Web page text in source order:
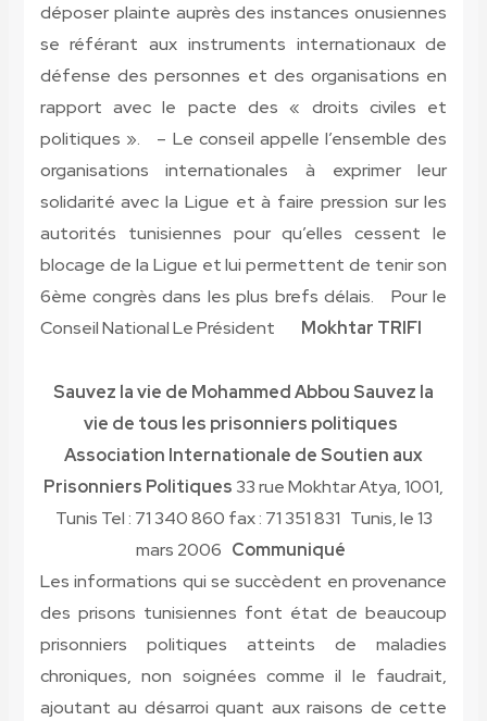
déposer plainte auprès des instances onusiennes
se référant aux instruments internationaux de
défense des personnes et des organisations en
rapport avec le pacte des « droits civiles et
politiques ». – Le conseil appelle l’ensemble des
organisations internationales à exprimer leur
solidarité avec la Ligue et à faire pression sur les
autorités tunisiennes pour qu’elles cessent le
blocage de la Ligue et lui permettent de tenir son
6ème congrès dans les plus brefs délais. Pour le
Conseil National Le Président
Mokhtar TRIFI
Sauvez la vie de Mohammed Abbou Sauvez la
vie de tous les prisonniers politiques
Association Internationale de Soutien aux
Prisonniers Politiques 33 rue Mokhtar Atya, 1001,
Tunis Tel : 71 340 860 fax : 71 351 831 Tunis, le 13
mars 2006 Communiqué
Les informations qui se succèdent en provenance
des prisons tunisiennes font état de beaucoup
prisonniers politiques atteints de maladies
chroniques, non soignées comme il le faudrait,
ajoutant au désarroi quant aux raisons de cette